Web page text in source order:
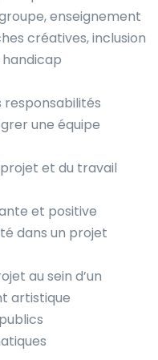
enseignement
créatives, inclusion
responsabilités
une équipe
et du travail
et positive
dans un projet
au sein d’un
artistique